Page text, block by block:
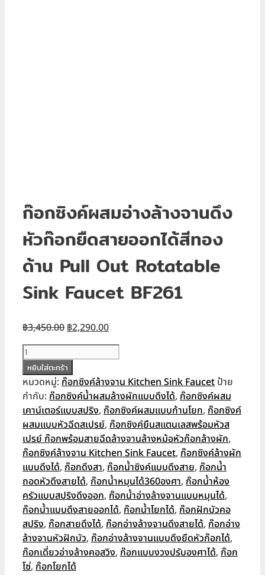
ก๊อกซิงค์ผสมอ่างล้างจานดึง
หัวก๊อกยืดสายออกได้สีทอง
ด้าน Pull Out Rotatable
Sink Faucet BF261
฿3,450.00 Original
price
was:
฿3,450.00.
฿2,290.00Current
price
is:
จำนวน
ก๊อก
ซิงค์
ผสม
อ่าง
ล้าง
จาน
ดึง
หัว
ก๊อก
ยืด
สาย
ออก
ได้
สี
ทอง
หยิบใส่ตะกร้า
หมวดหมู่:ก๊อกซิงค์ล้างจาน Kitchen Sink Faucet ป้าย
กำกับ:ก๊อกซิงค์น้ำผสมล้างผักแบบดึงได้, ก๊อกซิงค์ผสม
เคาน์เตอร์แบบสปริง, ก๊อกซิงค์ผสมแบบก้านโยก, ก๊อกซิงค์
ผสมแบบหัวฉีดสเปรย์, ก๊อกซิงค์ยืนสแตนเลสพร้อมหัวส
เปรย์ ก๊อกพร้อมสายฉีดล้างจานล้างหม้อหัวก๊อกล้างผัก,
ก๊อกซิงค์ล้างจาน Kitchen Sink Faucet, ก๊อกซิงค์ล้างผัก
แบบดึงได้, ก๊อกดึงสา, ก๊อกน้ำซิงค์แบบดึงสาย, ก๊อกน้ำ
ถอดหัวดึงสายได้, ก๊อกน้ำหมุนได้360องศา, ก๊อกน้ำห้อง
ครัวแบบสปริงดึงออก, ก๊อกน้ำอ่างล้างจานแบบหมุนได้,
ก๊อกน้ำแบบดึงสายออกได้, ก๊อกน้ำโยกได้, ก๊อกฝักบัวคอ
สปริง, ก๊อกสายดึงได้, ก๊อกอ่างล้างจานดึงสายได้, ก๊อกอ่าง
ล้างจานหัวฝักบัว, ก๊อกอ่างล้างจานแบบดึงยืดหัวก๊อกได้,
ก๊อกเดี่ยวอ่างล้างคอสวิง, ก๊อกแบบงวงปรับองศาได้, ก๊อก
โซ่, ก๊อกโยกได้